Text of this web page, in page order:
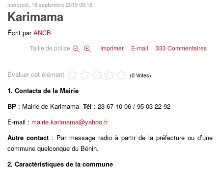
mercredi, 18 septembre 2019 09:18
Karimama
Écrit parANCB
Taille de police Imprimer E-mail 333 Commentaires
Évaluer cet élément (0 Votes)
1. Contacts de la Mairie
BP : Mairie de Karimama Tél : 23 67 10 06 / 95 03 22 92
E-mail : mairie.karimama@yahoo.fr
Autre contact : Par message radio à partir de la préfecture ou d’une
commune quelconque du Bénin.
2. Caractéristiques de la commune